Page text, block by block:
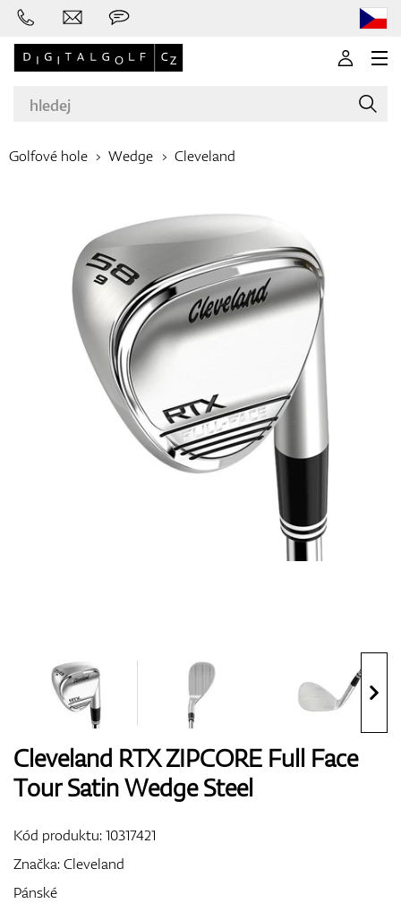
Golfové hole
Boty
Bagy
Vozíky
Golfové hole Wedge Cleveland
Cleveland RTX ZIPCORE Full Face
Tour Satin Wedge Steel
Kód produktu:10317421
Značka:Cleveland
Pánské